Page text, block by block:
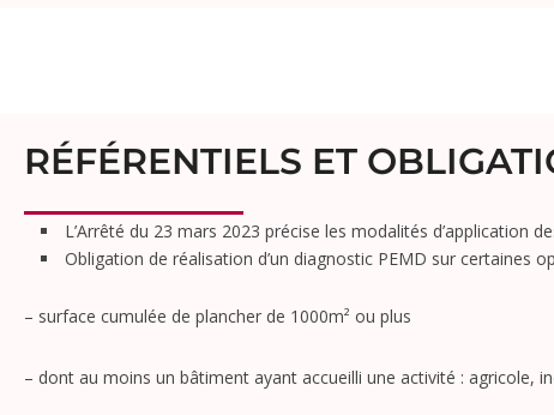
RÉFÉRENTIELS ET
L’Arrêté du 23 mars 2023 précise les modalités d’application
Obligation de réalisation d’un diagnostic PEMD sur certaines
– surface cumulée de plancher de 1000m² ou plus
– dont au moins un bâtiment ayant accueilli une activité : agricole,